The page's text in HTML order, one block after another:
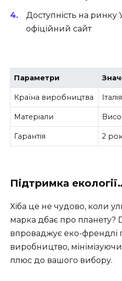
Доступність на ринку
офіційний сайт
Параметри
Країна виробництва Італія
Матеріали
Гарантія 2
Підтримка
Хіба це не чудово, коли
марка дбає про планету?
впроваджує еко-френдлі
виробництво,
плюс до вашого вибору.